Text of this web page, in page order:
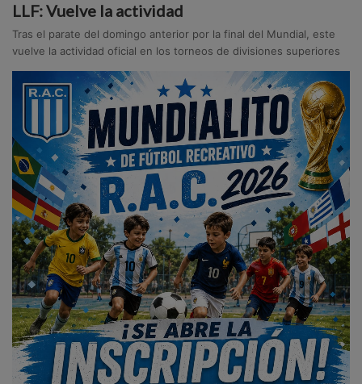
LLF: Vuelve la actividad
Tras el parate del domingo anterior por la final del Mundial, este
vuelve la actividad oficial en los torneos de divisiones superiores